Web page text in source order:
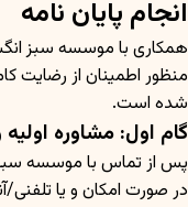
انجام پایان نامه
همکاری با موسسه سبز
منظور اطمینان از رضایت
شده است.
گام اول: مشاوره اولیه
پس از تماس با موسسه
در صورت امکان و یا تلفنی/